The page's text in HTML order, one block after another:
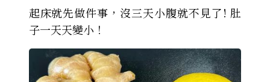
起床就先做件事，沒三天小腹就不見了! 肚
子一天天變小！